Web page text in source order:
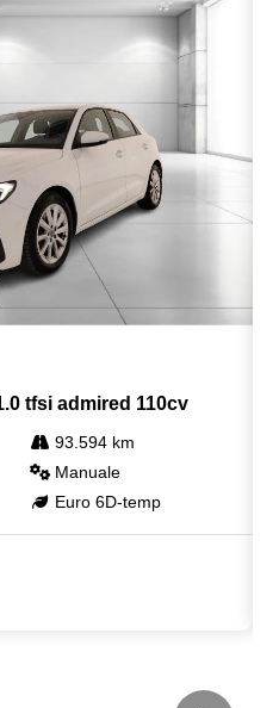
tfsi admired 110cv
93.594 km
Manuale
Euro 6D-temp